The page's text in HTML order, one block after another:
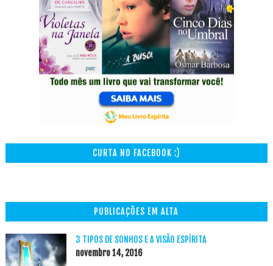
CURTA NO FACEBOOK :)
PUBLICAÇÕES EM ALTA
3 TIPOS DE SONHOS E A VISÃO ESPÍRITA
novembro 14, 2016